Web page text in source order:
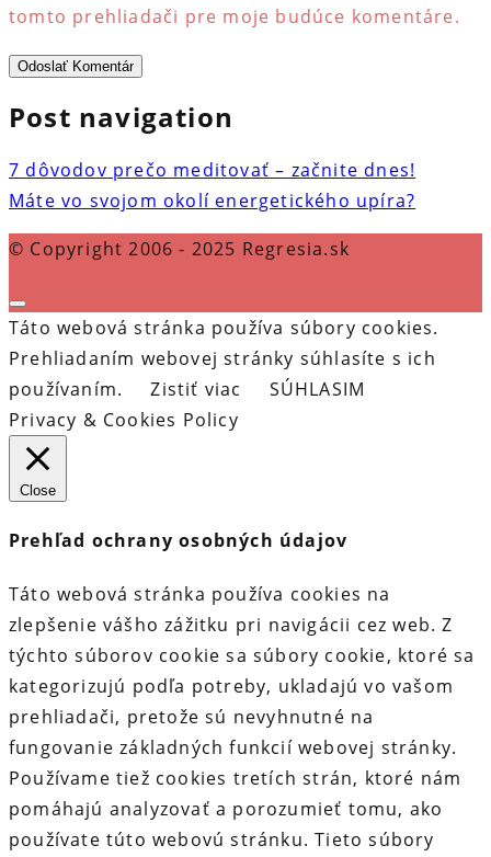
tomto prehliadači pre moje budúce komentáre.
Post navigation
7 dôvodov prečo meditovať – začnite dnes!
Máte vo svojom okolí energetického upíra?
© Copyright 2006 - 2025 Regresia.sk
Táto webová stránka používa súbory cookies.
Prehliadaním webovej stránky súhlasíte s ich
používaním.
Zistiť viac
SÚHLASIM
Privacy & Cookies Policy
Close
Prehľad ochrany osobných údajov
Táto webová stránka používa cookies na
zlepšenie vášho zážitku pri navigácii cez web. Z
týchto súborov cookie sa súbory cookie, ktoré sa
kategorizujú podľa potreby, ukladajú vo vašom
prehliadači, pretože sú nevyhnutné na
fungovanie základných funkcií webovej stránky.
Používame tiež cookies tretích strán, ktoré nám
pomáhajú analyzovať a porozumieť tomu, ako
používate túto webovú stránku. Tieto súbory